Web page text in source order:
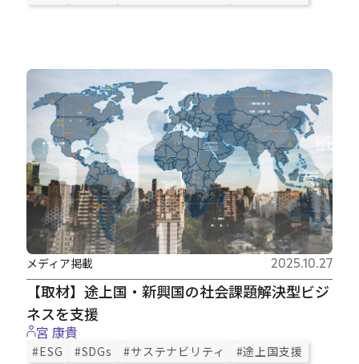
【取材】途上国・新興国の社会課題解決型ビジ
ネスを支援
メディア掲載 2025.10.27
宮 康貴
#ESG #SDGs #サステナビリティ #途上国支援